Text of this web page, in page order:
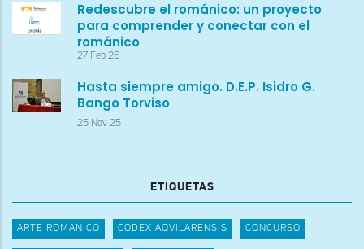
Redescubre el románico: un proyecto
para comprender y conectar con el
románico
27 Feb 26
Hasta siempre amigo. D.E.P. Isidro G.
Bango Torviso
25 Nov 25
ETIQUETAS
ARTE ROMANICO CODEX AQVILARENSIS CONCURSO